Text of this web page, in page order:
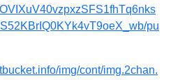
pu
img/cont/img.2chan.